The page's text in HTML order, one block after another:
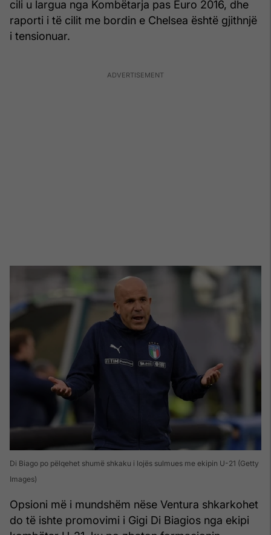
cili u largua nga Kombëtarja pas Euro 2016, dhe
raporti i të cilit me bordin e Chelsea është gjithnjë
i tensionuar.
Di Biago po pëlqehet shumë shkaku i lojës sulmues me ekipin U-21 (Getty
Images)
Opsioni më i mundshëm nëse Ventura shkarkohet
do të ishte promovimi i Gigi Di Biagios nga ekipi